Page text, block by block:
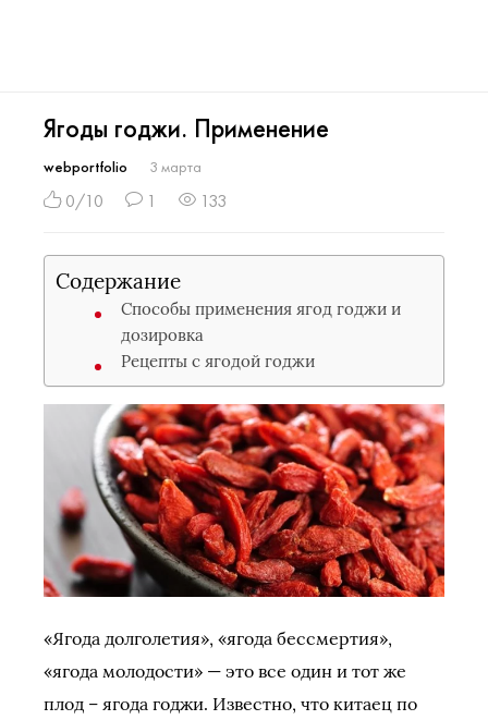
Ягоды годжи. Применение
webportfolio 3 марта
0/10 1 133
Содержание
Способы применения ягод годжи и
дозировка
Рецепты с ягодой годжи
«Ягода долголетия», «ягода бессмертия»,
«ягода молодости» — это все один и тот же
плод – ягода годжи. Известно, что китаец по